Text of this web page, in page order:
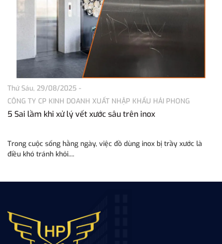
Thứ Sáu, 29/08/2025 -
CÔNG TY CP KINH DOANH XUẤT NHẬP KHẨU HẢI PHONG
5 Sai lầm khi xử lý vết xước sâu trên inox
Trong cuộc sống hằng ngày, việc đồ dùng inox bị trầy xước là
điều khó tránh khỏi....